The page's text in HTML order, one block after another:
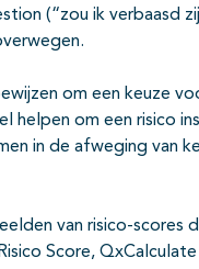
(“zou ik verbaasd
om een keuze
helpen om een risico
in de afweging van
van risico-scores
Score,